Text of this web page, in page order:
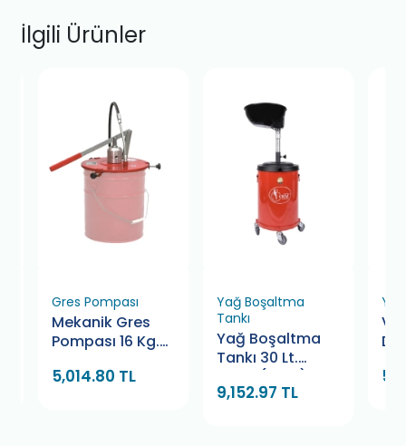
İlgili Ürünler
Gres Pompası
Mekanik Gres
Pompası 16 Kg.
(Gülersan)
5,014.80 TL
Yağ Boşaltma
Tankı
Yağ Boşaltma
Tankı 30 Lt.
Hunili (CKM)
9,152.97 TL